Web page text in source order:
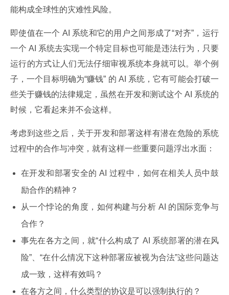
能构成全球性的灾难性风险。
即使值在一个 AI 系统和它的用户之间形成了“对齐”，运行
一个 AI 系统去实现一个特定目标也可能是违法行为，只要
运行的方式让人们无法仔细审视系统本身就可以。举个例
子，一个目标明确为“赚钱” 的 AI 系统，它有可能会打破一
些关于赚钱的法律规定，虽然在开发和测试这个 AI 系统的
时候，它看起来并不会这样。
考虑到这些之后，关于开发和部署这样有潜在危险的系统
过程中的合作与冲突，就有这样一些重要问题浮出水面：
在开发和部署安全的 AI 过程中，如何在相关人员中鼓
励合作的精神？
从一个悖论的角度，如何构建与分析 AI 的国际竞争与
合作？
事先在各方之间，就“什么构成了 AI 系统部署的潜在风
险”、“在什么情况下这种部署应被视为合法”这些问题达
成一致，这样有效吗？
在各方之间，什么类型的协议是可以强制执行的？